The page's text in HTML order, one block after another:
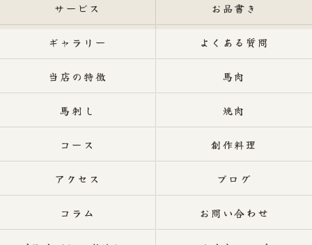
サービス お品書き
ギャラリー よくある質問
当店の特徴 馬肉
馬刺し 焼肉
コース 創作料理
アクセス ブログ
コラム お問い合わせ